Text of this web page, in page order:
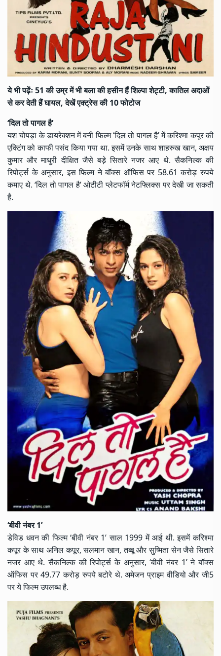
ये भी पढ़ेंः51 की उम्र में भी बला की हसीन हैं शिल्पा शेट्टी, कातिल अदाओं
से कर देती हैं घायल, देखें एक्ट्रेस की 10 फोटोज
‘दिल तो पागल है’
यश चोपड़ा के डायरेक्शन में बनी फिल्म ‘दिल तो पागल है’ में करिश्मा कपूर की
एक्टिंग को काफी पसंद किया गया था. इसमें उनके साथशाहरुख खान, अक्षय
कुमार और माधुरी दीक्षित जैसे बड़े सितारे नजर आए थे. सैकनिल्क की
रिपोर्ट्स के अनुसार, इस फिल्म ने बॉक्स ऑफिस पर 58.61 करोड़ रुपये
कमाए थे. ‘दिल तो पागल है’ ओटीटी प्लेटफॉर्म नेटफ्लिक्स पर देखी जा सकती
है.
‘बीवी नंबर 1’
डेविड धवन की फिल्म ‘बीवी नंबर 1’ साल 1999 में आई थी. इसमें करिश्मा
कपूर के साथ अनिल कपूर, सलमान खान, तब्बू और सुष्मिता सेन जैसे सितारे
नजर आए थे. सैकनिल्क की रिपोर्ट्स के अनुसार, ‘बीवी नंबर 1’ ने बॉक्स
ऑफिस पर 49.77 करोड़ रुपये बटोरे थे. अमेजन प्राइम वीडियो और जी5
पर ये फिल्म उपलब्ध है.